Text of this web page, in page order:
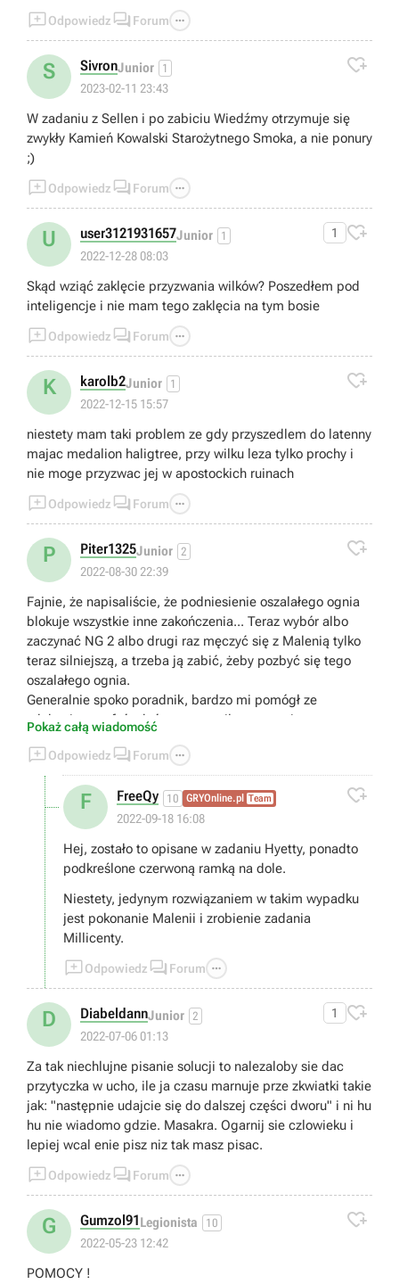
Odpowiedz  Forum 
S SivronJunior 1
2023-02-11 23:43

W zadaniu z Sellen i po zabiciu Wiedźmy otrzymuje się
zwykły Kamień Kowalski Starożytnego Smoka, a nie ponury
;)
Odpowiedz  Forum 
U user3121931657Junior 1
2022-12-28 08:03
1 
Skąd wziąć zaklęcie przyzwania wilków? Poszedłem pod
inteligencje i nie mam tego zaklęcia na tym bosie
Odpowiedz  Forum 
K karolb2Junior 1
2022-12-15 15:57

niestety mam taki problem ze gdy przyszedlem do latenny
majac medalion haligtree, przy wilku leza tylko prochy i
nie moge przyzwac jej w apostockich ruinach
Odpowiedz  Forum 
P Piter1325Junior 2
2022-08-30 22:39

Fajnie, że napisaliście, że podniesienie oszalałego ognia
blokuje wszystkie inne zakończenia... Teraz wybór albo
zaczynać NG 2 albo drugi raz męczyć się z Malenią tylko
teraz silniejszą, a trzeba ją zabić, żeby pozbyć się tego
oszalałego ognia.
Generalnie spoko poradnik, bardzo mi pomógł ze
zdobyciem trofeów które przegapiłem przy pierwszym
podejściu no ale szkoda, że pominęliście tą jedną dosyć
istotną informację.
Pokaż całą wiadomość
Odpowiedz  Forum 
F FreeQy 10 GRYOnline.pl Team
2022-09-18 16:08

Hej, zostało to opisane w zadaniu Hyetty, ponadto
podkreślone czerwoną ramką na dole.
Niestety, jedynym rozwiązaniem w takim wypadku
jest pokonanie Malenii i zrobienie zadania
Millicenty.
Odpowiedz  Forum 
D DiabeldannJunior 2
2022-07-06 01:13
1 
Za tak niechlujne pisanie solucji to nalezaloby sie dac
przytyczka w ucho, ile ja czasu marnuje prze zkwiatki takie
jak: "następnie udajcie się do dalszej części dworu" i ni hu
hu nie wiadomo gdzie. Masakra. Ogarnij sie czlowieku i
lepiej wcal enie pisz niz tak masz pisac.
Odpowiedz  Forum 
G Gumzol91Legionista 10
2022-05-23 12:42

POMOCY !